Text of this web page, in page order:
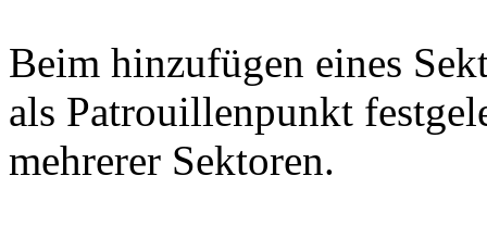
Beim hinzufügen eines
als Patrouillenpunkt
mehrerer Sektoren.